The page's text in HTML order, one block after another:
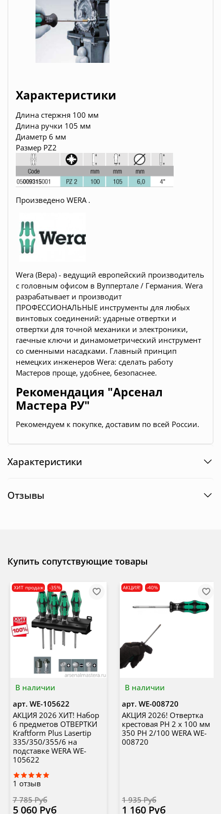
Характеристики
Длина стержня 100 мм
Длина ручки 105 мм
Диаметр 6 мм
Размер PZ2
Произведено WERA .
Wera (Вера) - ведущий европейский производитель
с головным офисом в Вуппертале / Германия. Wera
разрабатывает и производит
ПРОФЕССИОНАЛЬНЫЕ инструменты для любых
винтовых соединений: ударные отвертки и
отвертки для точной механики и электроники,
гаечные ключи и динамометрический инструмент
со сменными насадками. Главный принцип
немецких инженеров Wera: сделать работу
Мастеров проще, удобнее, безопаснее.
Рекомендация "Арсенал
Мастера РУ"
Рекомендуем к покупке, доставим по всей России.
Характеристики
Отзывы
Купить сопутствующие товары
В наличии
ХИТ продаж -35%
арт. WE-105622
АКЦИЯ 2026 ХИТ! Набор
6 предметов ОТВЕРТКИ
Kraftform Plus Lasertip
335/350/355/6 на
подставке WERA WE-
105622
1 отзыв
7 785 Руб
5 060 Руб
В наличии
АКЦИЯ! -40%
арт. WE-008720
АКЦИЯ 2026! Отвертка
крестовая PH 2 х 100 мм
350 PH 2/100 WERA WE-
008720
1 935 Руб
1 160 Руб